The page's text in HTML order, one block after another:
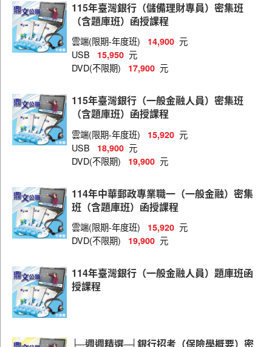
台中商銀
高雄銀行
三信商銀
上海銀行
中國輸出入銀行
聯邦商業銀行
板信商業銀行
金融聯合徵信中心
財團法人中小企業信用保證基金
財團法人台灣票據交換所
115年臺灣銀行（儲備理財專員）密集班
（含題庫班）函授課程
雲端(限期-年度班) 14,900 元
USB
15,950 元
DVD(不限期)
17,900 元
115年臺灣銀行（一般金融人員）密集班
（含題庫班）函授課程
雲端(限期-年度班) 15,920 元
USB
18,900 元
DVD(不限期)
19,900 元
114年中華郵政專業職一（一般金融）密集
班（含題庫班）函授課程
雲端(限期-年度班) 15,920 元
DVD(不限期)
19,900 元
114年臺灣銀行（一般金融人員）題庫班函
授課程
├─週週精選─┤銀行招考（保險學概要）密